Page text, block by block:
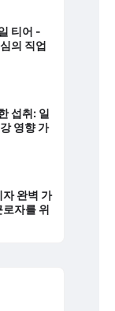
티어 -
의 직업
섭취: 일
영향 가
완벽 가
로자를 위